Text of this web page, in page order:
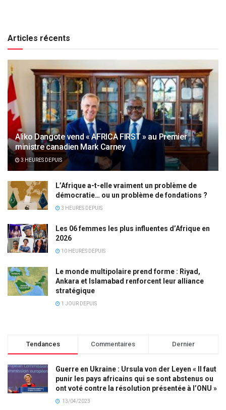
Articles récents
Aliko Dangote vend « AFRICA FIRST » au Premier
ministre canadien Mark Carney
3 HEURES DEPUIS
L’Afrique a-t-elle vraiment un problème de
démocratie… ou un problème de fondations ?
3 HEURES DEPUIS
Les 06 femmes les plus influentes d’Afrique en
2026
10 HEURES DEPUIS
Le monde multipolaire prend forme : Riyad,
Ankara et Islamabad renforcent leur alliance
stratégique
1 JOUR DEPUIS
Tendances Commentaires Dernier
Guerre en Ukraine : Ursula von der Leyen « Il faut
punir les pays africains qui se sont abstenus ou
ont voté contre la résolution présentée à l’ONU »
13/04/2023